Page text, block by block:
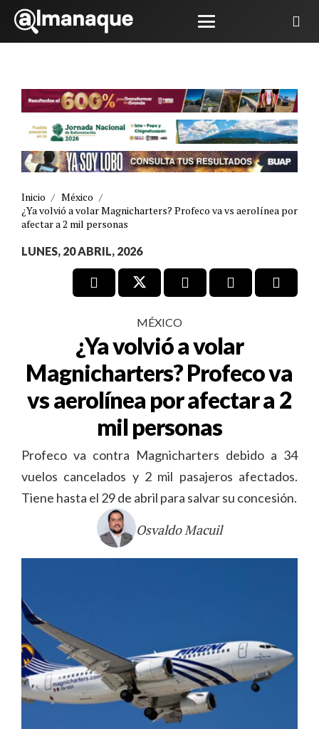
Inicio / México /
¿Ya volvió a volar Magnicharters? Profeco va vs aerolínea por
afectar a 2 mil personas
LUNES, 20 ABRIL, 2026
MÉXICO
¿Ya volvió a volar
Magnicharters? Profeco va
vs aerolínea por afectar a 2
mil personas
Profeco va contra Magnicharters debido a 34
vuelos cancelados y 2 mil pasajeros afectados.
Tiene hasta el 29 de abril para salvar su concesión.
Osvaldo Macuil